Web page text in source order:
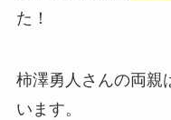
た！
柿澤勇人さんの両親
います。